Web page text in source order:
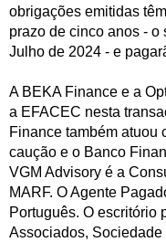
obrigações emitidas
prazo de cinco anos - o
Julho de 2024 - e
A BEKA Finance e a
a EFACEC nesta
Finance também atuou
caução e o Banco
VGM Advisory é a
MARF. O Agente
Português. O escritório
Associados,